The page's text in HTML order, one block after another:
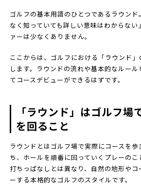
ゴルフの基本用語のひとつであるラウン
なく知っていても詳しい意味はわからない
ァーは少なくありません。
ここからは、ゴルフにおける「ラウンド
します。ラウンドの流れや基本的なルー
てコースデビューができるはずです。
「ラウンド」はゴルフ場
を回ること
ラウンドとはゴルフ場で実際にコースを
ち、ホールを順番に回っていくプレーの
打ちっぱなしとは異なり、自然の地形やコ
ーする本格的なゴルフのスタイルです。